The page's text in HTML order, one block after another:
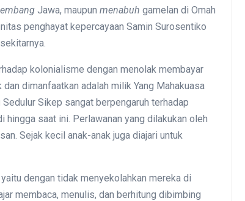
Jawa, maupun menabuh gamelan di Omah
penghayat kepercayaan Samin Surosentiko
kolonialisme dengan menolak membayar
dimanfaatkan adalah milik Yang Mahakuasa
Sikep sangat berpengaruh terhadap
saat ini. Perlawanan yang dilakukan oleh
Sejak kecil anak-anak juga diajari untuk
dengan tidak menyekolahkan mereka di
membaca, menulis, dan berhitung dibimbing